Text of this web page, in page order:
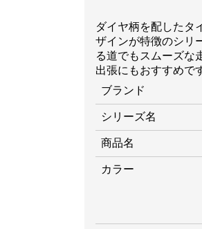
ダイヤ柄を配したタ
ザインが特徴のシリ
る道でもスムーズな
出張にもおすすめで
ブランド
シリーズ名
商品名
カラー